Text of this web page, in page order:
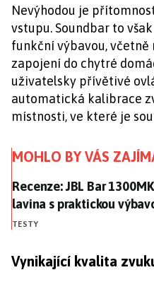
Nevýhodou je
vstupu. Soundbar to
funkční výbavou,
zapojení do chytré
uživatelsky přívětivé
automatická kalibrace
místnosti, ve které je
MOHLO BY VÁS
Recenze: JBL Bar
Recenze: JBL Bar
lavina s praktickou
TESTY
Vynikající kvalita